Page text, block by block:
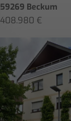
59269 Beckum
408.980 €